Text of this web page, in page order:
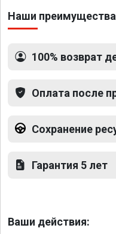
Наши преимущества
100% возврат
Оплата после
Сохранение
Гарантия 5 лет
Ваши действия: